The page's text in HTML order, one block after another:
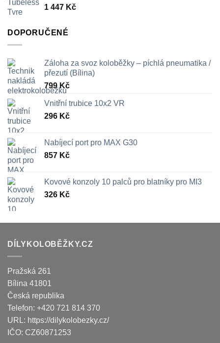
1 447 Kč
DOPORUČENÉ
Záloha za svoz koloběžky – píchlá pneumatika /
přezutí (Bílina)
799Kč
Vnitřní trubice 10x2 VR
296 Kč
Nabíjecí port pro MAX G30
857 Kč
Kovové konzoly 10 palců pro blatníky pro MI3
326 Kč
DÍLYKOLOBĚŽKY.CZ
Pražská 261
Bílina 41801
Česká republika
Telefon: +420 721 814 370
URL: https://dilykolobezky.cz/
IČO: CZ60871253